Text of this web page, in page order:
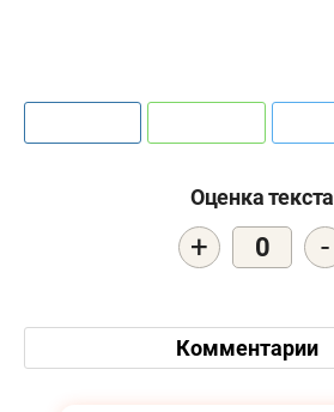
Оценка текста
+ 0 -
Комментарии